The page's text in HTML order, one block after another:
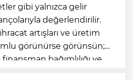
gibi yalnızca gelir
değerlendirilir.
artışları ve üretim
görünürse görünsün;
bağımlılığı ve